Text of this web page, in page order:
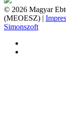
© 2026 Magyar
(MEOESZ) |
Simonszoft